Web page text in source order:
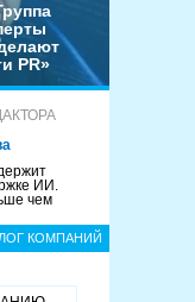
PR»
ИИ.
чем
КОМПАНИЙ